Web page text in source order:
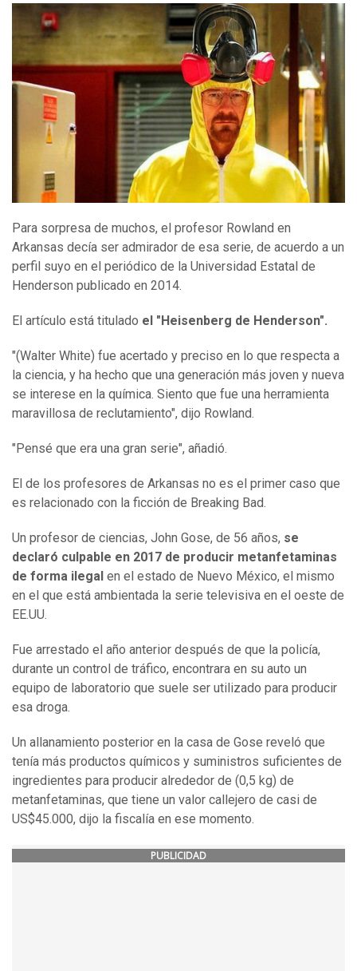
Para sorpresa de muchos, el profesor Rowland en
Arkansas decía ser admirador de esa serie, de acuerdo a un
perfil suyo en el periódico de la Universidad Estatal de
Henderson publicado en 2014.
El artículo está titulado el "Heisenberg de Henderson".
"(Walter White) fue acertado y preciso en lo que respecta a
la ciencia, y ha hecho que una generación más joven y nueva
se interese en la química. Siento que fue una herramienta
maravillosa de reclutamiento", dijo Rowland.
"Pensé que era una gran serie", añadió.
El de los profesores de Arkansas no es el primer caso que
es relacionado con la ficción de Breaking Bad.
Un profesor de ciencias, John Gose, de 56 años, se
declaró culpable en 2017 de producir metanfetaminas
de forma ilegal en el estado de Nuevo México, el mismo
en el que está ambientada la serie televisiva en el oeste de
EE.UU.
Fue arrestado el año anterior después de que la policía,
durante un control de tráfico, encontrara en su auto un
equipo de laboratorio que suele ser utilizado para producir
esa droga.
Un allanamiento posterior en la casa de Gose reveló que
tenía más productos químicos y suministros suficientes de
ingredientes para producir alrededor de (0,5 kg) de
metanfetaminas, que tiene un valor callejero de casi de
US$45.000, dijo la fiscalía en ese momento.
PUBLICIDAD